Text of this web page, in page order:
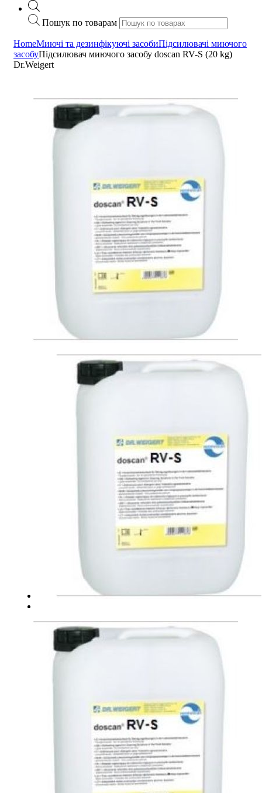
Пошук по товарам
HomeМиючі та дезинфікуючі засобиПідсилювачі миючого
засобуПідсилювач миючого засобу doscan RV-S (20 kg)
Dr.Weigert